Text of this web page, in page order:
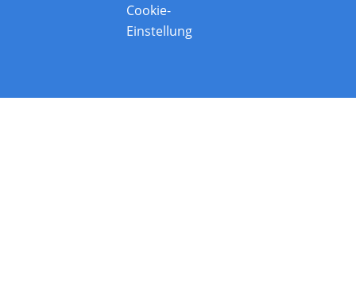
Cookie-
Einstellung